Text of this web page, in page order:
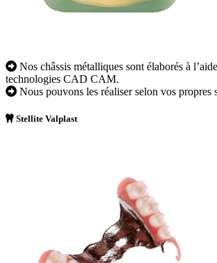
Nos châssis métalliques sont élaborés à
technologies CAD CAM.
Nous pouvons les réaliser selon vos propres
Stellite Valplast